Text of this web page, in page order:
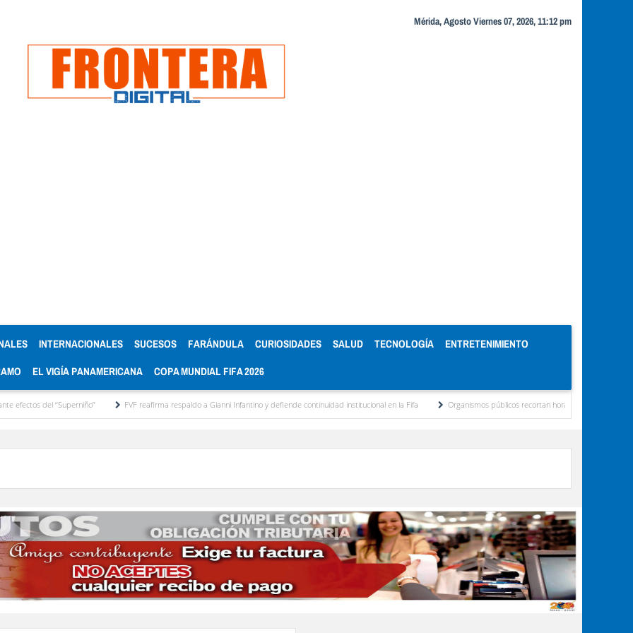
Mérida, Agosto Viernes 07, 2026, 11:12 pm
INTERNACIONALES SUCESOS FARÁNDULA CURIOSIDADES SALUD TECNOLOGÍA ENTRETENIMIENTO
EL VIGÍA PANAMERICANA COPA MUNDIAL FIFA 2026
FVF reafirma respaldo a Gianni Infantino y defiende continuidad institucional en la Fifa Organismos públicos recortan horarios por ahorro energético de